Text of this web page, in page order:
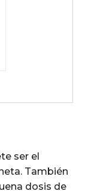
ser el
También
dosis de